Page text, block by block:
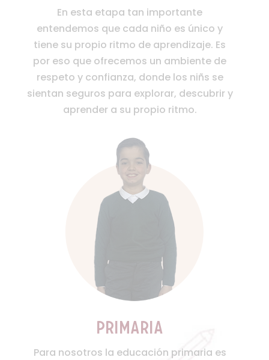
En esta etapa tan importante
entendemos que cada niño es único y
tiene su propio ritmo de aprendizaje. Es
por eso que ofrecemos un ambiente de
respeto y confianza, donde los niñs se
sientan seguros para explorar, descubrir y
aprender a su propio ritmo.
primaria
Para nosotros la educación primaria es